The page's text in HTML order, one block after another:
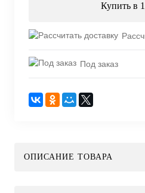
Купить в
Под заказ
ОПИСАНИЕ ТОВАРА